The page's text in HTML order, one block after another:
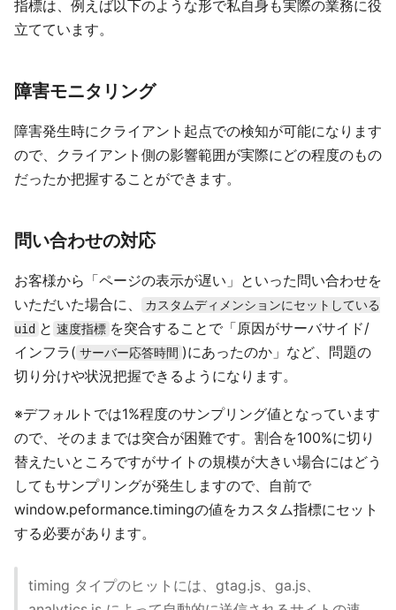
指標は、例えば以下のような形で私自身も実際の業務に役
立てています。
障害モニタリング
障害発生時にクライアント起点での検知が可能になります
ので、クライアント側の影響範囲が実際にどの程度のもの
だったか把握することができます。
問い合わせの対応
お客様から「ページの表示が遅い」といった問い合わせを
いただいた場合に、
カスタムディメンションにセットしている
uid と 速度指標 を突合することで「原因がサーバサイド/
インフラ( サーバー応答時間 )にあったのか」など、問題の
切り分けや状況把握できるようになります。
※デフォルトでは1%程度のサンプリング値となっています
ので、そのままでは突合が困難です。割合を100%に切り
替えたいところですがサイトの規模が大きい場合にはどう
してもサンプリングが発生しますので、自前で
window.peformance.timingの値をカスタム指標にセット
する必要があります。
timing タイプのヒットには、gtag.js、ga.js、